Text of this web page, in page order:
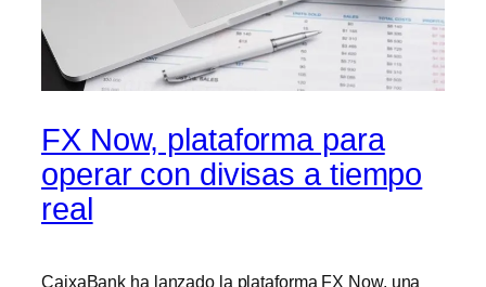
FX Now, plataforma para
operar con divisas a tiempo
real
CaixaBank ha lanzado la plataforma FX Now, una